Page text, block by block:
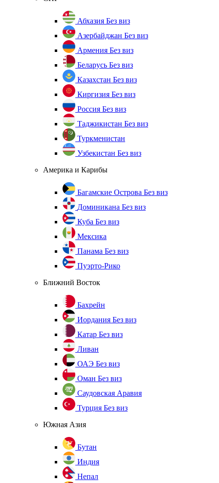
Абхазия Без виз
Азербайджан Без виз
Армения Без виз
Беларусь Без виз
Казахстан Без виз
Киргизия Без виз
Россия Без виз
Таджикистан Без виз
Туркменистан
Узбекистан Без виз
Америка и Карибы
Багамские Острова Без виз
Доминикана Без виз
Куба Без виз
Мексика
Панама Без виз
Пуэрто-Рико
Ближний Восток
Бахрейн
Иордания Без виз
Катар Без виз
Ливан
ОАЭ Без виз
Оман Без виз
Саудовская Аравия
Турция Без виз
Южная Азия
Бутан
Индия
Непал